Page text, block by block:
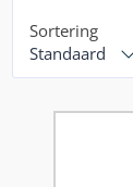
Sortering
Standaard